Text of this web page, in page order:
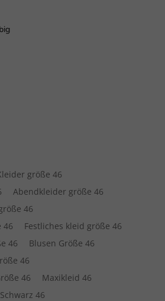
größe 46
Abendkleider größe 46
46
46
Festliches kleid größe 46
46
Blusen Größe 46
46
46
Maxikleid 46
46